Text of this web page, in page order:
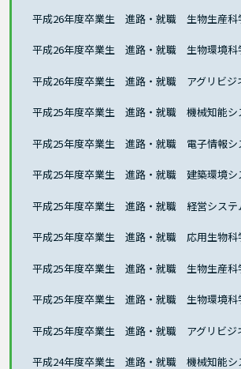
平成26年度卒業生 進路・就職 生物生産科
平成26年度卒業生 進路・就職 生物環境科
平成26年度卒業生 進路・就職 アグリビジ
平成25年度卒業生 進路・就職 機械知能シ
平成25年度卒業生 進路・就職 電子情報シ
平成25年度卒業生 進路・就職 建築環境シ
平成25年度卒業生 進路・就職 経営システ
平成25年度卒業生 進路・就職 応用生物科
平成25年度卒業生 進路・就職 生物生産科
平成25年度卒業生 進路・就職 生物環境科
平成25年度卒業生 進路・就職 アグリビジ
平成24年度卒業生 進路・就職 機械知能シ